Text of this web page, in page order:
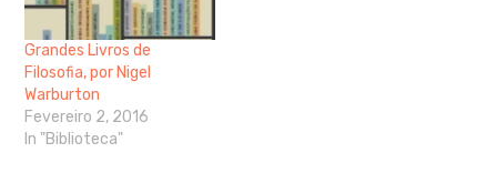
convite feito pelo
coordenador da coleção…
Grandes Livros de
Filosofia, por Nigel
Warburton
Fevereiro 2, 2016
In "Biblioteca"